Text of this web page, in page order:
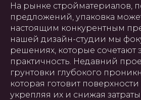
На рынке стройматериалов,
предложений, упаковка
настоящим конкурентным
нашей дизайн-студии мы
решениях, которые сочетают
практичность. Недавний
грунтовки глубокого
которая готовит поверхности
укрепляя их и снижая